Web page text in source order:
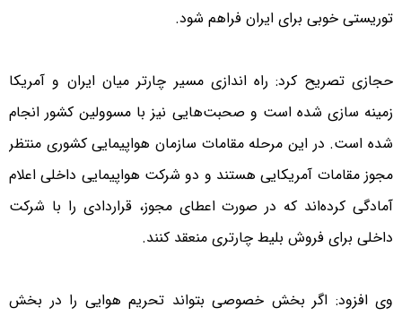
توریستی خوبی برای ایران فراهم شود.
حجازی تصریح کرد: راه اندازی مسیر چارتر میان ایران و آمریکا
زمینه سازی شده است و صحبت‌هایی نیز با مسوولین کشور انجام
شده است. در این مرحله مقامات سازمان هواپیمایی کشوری منتظر
مجوز مقامات آمریکایی هستند و دو شرکت هواپیمایی داخلی اعلام
آمادگی کرده‌اند که در صورت اعطای مجوز، قراردادی را با شرکت
داخلی برای فروش بلیط چارتری منعقد کنند.
وی افزود: اگر بخش خصوصی بتواند تحریم هوایی را در بخش